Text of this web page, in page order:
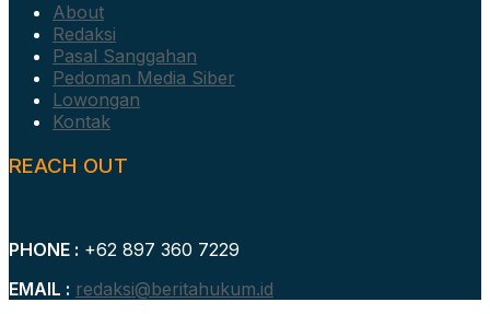
About
Redaksi
Pasal Sanggahan
Pedoman Media Siber
Lowongan
Kontak
REACH OUT
PHONE : +62 897 360 7229
EMAIL : redaksi@beritahukum.id